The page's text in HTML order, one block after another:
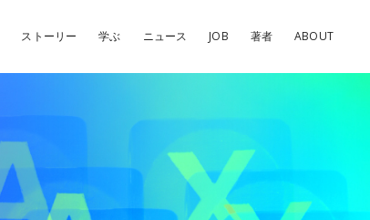
ストーリー 学ぶ ニュース JOB 著者 ABOUT